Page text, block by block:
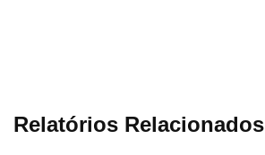
Relatórios Relacionados